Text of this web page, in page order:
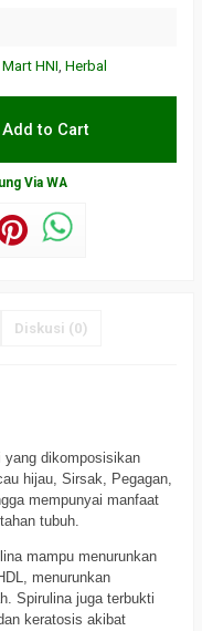
HNI, Herbal
Add to Cart
Via WA
Diskusi (0)
yang dikomposisikan
hijau, Sirsak, Pegagan,
mempunyai manfaat
tubuh.
mampu menurunkan
menurunkan
Spirulina juga terbukti
keratosis akibat